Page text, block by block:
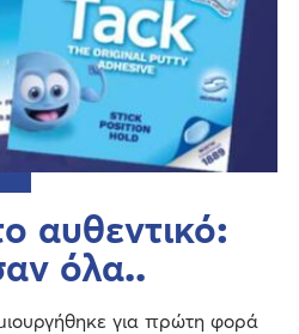
αυθεντικό:
όλα..
για πρώτη φορά